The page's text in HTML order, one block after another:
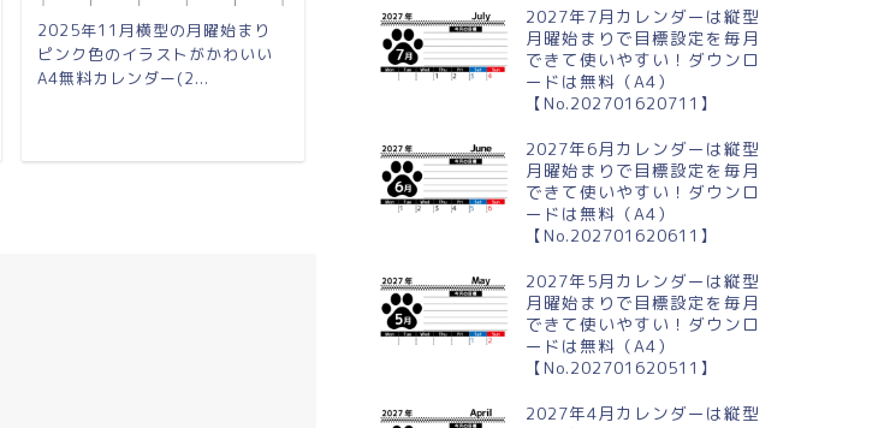
2025年11月横型の月曜始まり
ピンク色のイラストがかわいい
A4無料カレンダー(2...
2025年11月縦型の月曜始まり
小動物イラストのかわいいA4無
料カレンダー(202...
2025年8月縦型の月曜始まり 黒
猫イラストのかわいいA4無料カ
レンダー(2025-...
2027年7月カレンダーは縦型
月曜始まりで目標設定を毎月
できて使いやすい！ダウンロ
ードは無料（A4）
【No.202701620711】
2027年6月カレンダーは縦型
月曜始まりで目標設定を毎月
できて使いやすい！ダウンロ
ードは無料（A4）
【No.202701620611】
2027年5月カレンダーは縦型
月曜始まりで目標設定を毎月
できて使いやすい！ダウンロ
ードは無料（A4）
【No.202701620511】
2027年4月カレンダーは縦型